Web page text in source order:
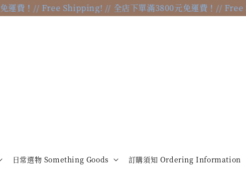
// Free Shipping! // 全店下單滿3800元免運費！// Free
日常選物 Something Goods 訂購須知 Ordering Information